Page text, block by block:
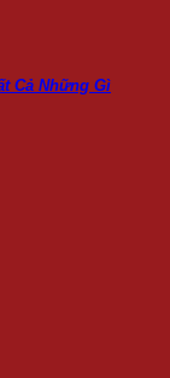
Cả Những Gì